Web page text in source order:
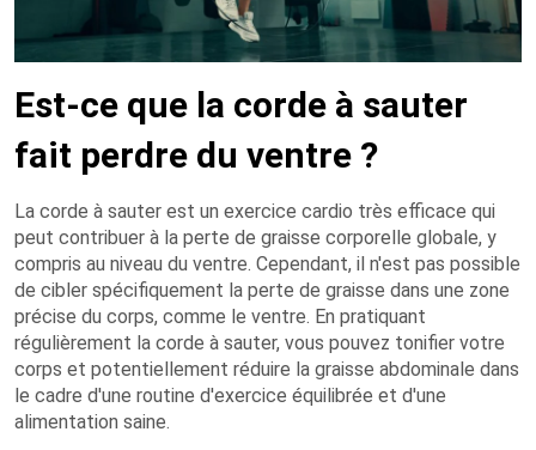
Est-ce que la corde à sauter
fait perdre du ventre ?
La corde à sauter est un exercice cardio très efficace qui
peut contribuer à la perte de graisse corporelle globale, y
compris au niveau du ventre. Cependant, il n'est pas possible
de cibler spécifiquement la perte de graisse dans une zone
précise du corps, comme le ventre. En pratiquant
régulièrement la corde à sauter, vous pouvez tonifier votre
corps et potentiellement réduire la graisse abdominale dans
le cadre d'une routine d'exercice équilibrée et d'une
alimentation saine.